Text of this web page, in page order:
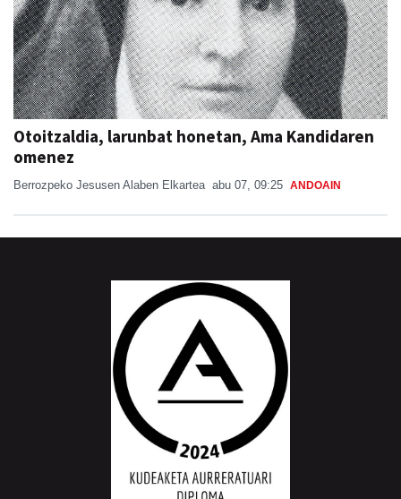
Otoitzaldia, larunbat honetan, Ama Kandidaren
omenez
Berrozpeko Jesusen Alaben Elkartea abu 07, 09:25 ANDOAIN